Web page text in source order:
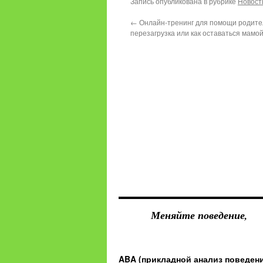
← Онлайн-тренинг для помощи
перезагрузка или как оставаться
Меняйте поведение,
ABA (прикладной анализ